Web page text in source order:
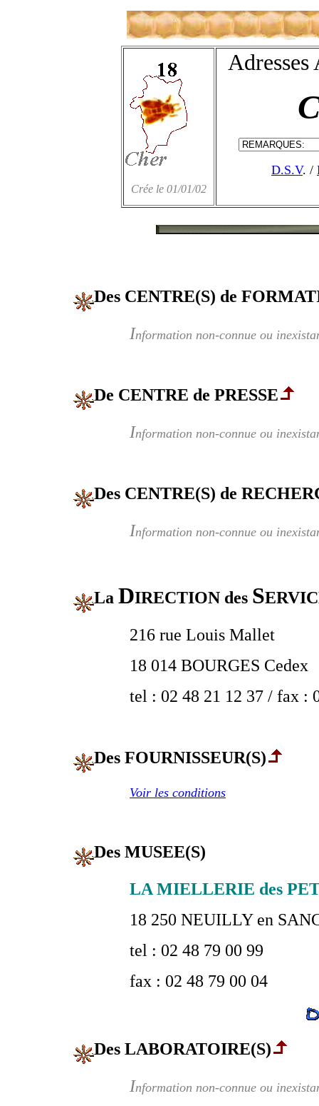
Crée le 01/01/02
Adresses
D.S.V. /
Des CENTRE(S) de
Information non-connue ou
De CENTRE de PRESSE
Information non-connue ou
Des CENTRE(S) de
Information non-connue ou
La DIRECTION des S
216 rue Louis Mallet
18 014 BOURGES Cedex
tel : 02 48 21 12 37 / fax :
Des FOURNISSEUR(S)
Voir les conditions
Des MUSEE(S)
LA MIELLERIE des
18 250 NEUILLY en
tel : 02 48 79 00 99
fax : 02 48 79 00 04
Des LABORATOIRE(S)
Information non-connue ou